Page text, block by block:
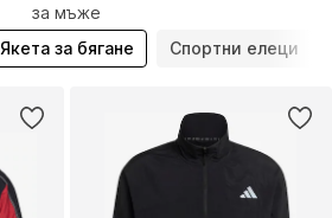
за мъже
Якета за бягане Спортни елеци